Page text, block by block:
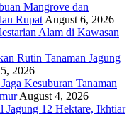
Mangrove dan
Rupat August 6, 2026
Alam di Kawasan
Rutin Tanaman Jagung
2026
Kesuburan Tanaman
August 4, 2026
Jagung 12 Hektare, Ikhtiar